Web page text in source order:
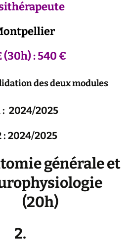
(30h) : 540 €
des deux modules
: 2024/2025
: 2024/2025
générale et
(20h)
2.